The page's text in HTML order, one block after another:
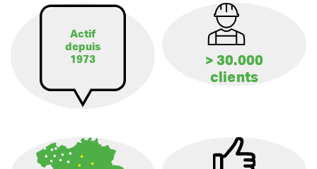
Actif
depuis
1973
> 30.000
clients